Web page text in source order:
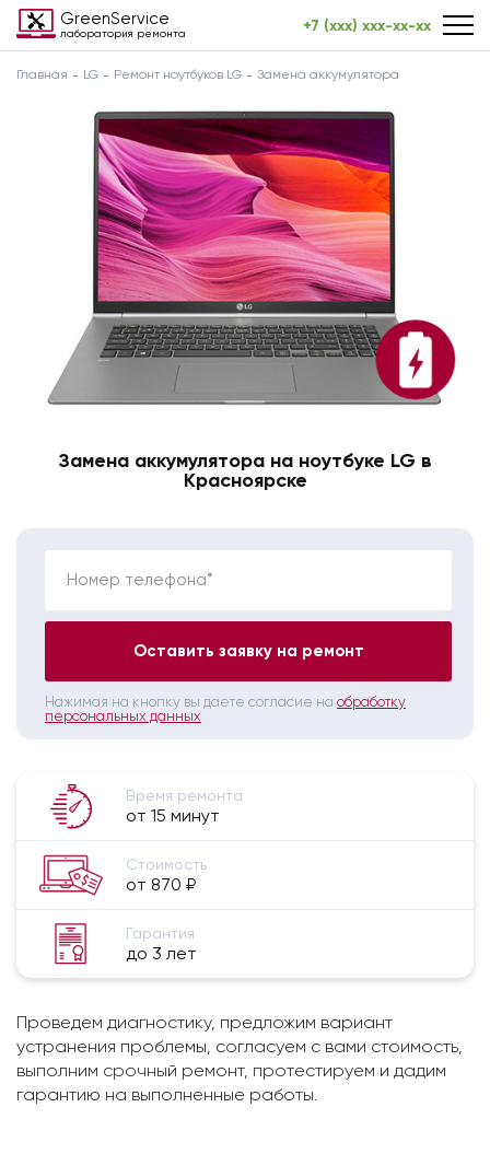
GreenService
лаборатория ремонта +7 (xxx) xxx-xx-xx
Главная LG Ремонт ноутбуков LG Замена аккумулятора
Замена аккумулятора на ноутбуке LG в
Красноярске
Номер телефона*
Оставить заявку на ремонт
Нажимая на кнопку вы даете согласие на обработку
персональных данных
Время ремонта
от 15 минут
Стоимость
от 870 ₽
Гарантия
до 3 лет
Проведем диагностику, предложим вариант
устранения проблемы, согласуем с вами стоимость,
выполним срочный ремонт, протестируем и дадим
гарантию на выполненные работы.